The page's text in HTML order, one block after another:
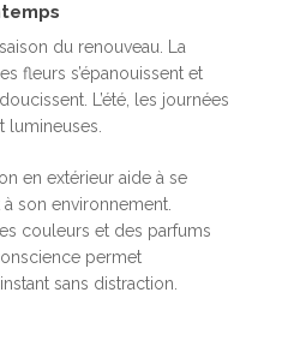
du renouveau. La
fleurs s’épanouissent et
L’été, les journées
en extérieur aide à se
son environnement.
couleurs et des parfums
permet
sans distraction.